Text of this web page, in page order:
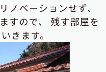
リノベーションせず、
すので、
残す部屋を
きます。